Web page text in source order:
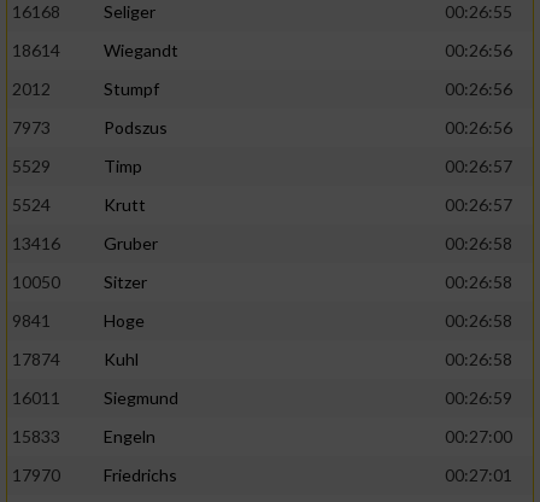
16168
Seliger
00:26:55
18614
Wiegandt
00:26:56
2012
Stumpf
00:26:56
7973
Podszus
00:26:56
5529
Timp
00:26:57
5524
Krutt
00:26:57
13416
Gruber
00:26:58
10050
Sitzer
00:26:58
9841
Hoge
00:26:58
17874
Kuhl
00:26:58
16011
Siegmund
00:26:59
15833
Engeln
00:27:00
17970
Friedrichs
00:27:01